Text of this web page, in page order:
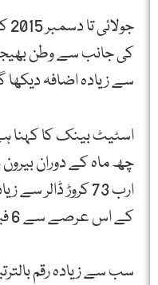
سے زیادہ اضافہ دیکھا
اسٹیٹ بینک کا کہنا
ارب 73 کروڑ
کے اس عرصے سے 6 فیصد زیادہ ہیں۔
سب سے زیادہ رقم